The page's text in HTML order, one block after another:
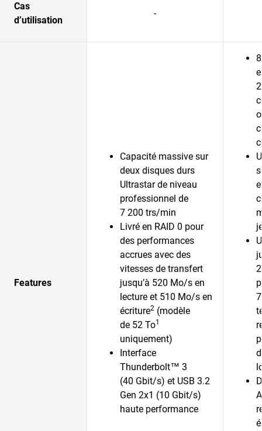
Cas
d’utilisation
-
Features
Capacité massive sur
deux disques durs
Ultrastar de niveau
professionnel de
7 200 trs/min
Livré en RAID 0 pour
des performances
accrues avec des
vitesses de transfert
jusqu’à 520 Mo/s en
lecture et 510 Mo/s en
écriture2 (modèle
de 52 To1
uniquement)
Interface
Thunderbolt™ 3
(40 Gbit/s) et USB 3.2
Gen 2x1 (10 Gbit/s)
haute performance